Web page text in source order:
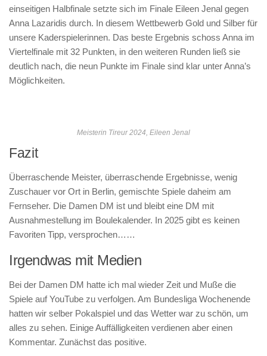
einseitigen Halbfinale setzte sich im Finale Eileen Jenal gegen
Anna Lazaridis durch. In diesem Wettbewerb Gold und Silber für
unsere Kaderspielerinnen. Das beste Ergebnis schoss Anna im
Viertelfinale mit 32 Punkten, in den weiteren Runden ließ sie
deutlich nach, die neun Punkte im Finale sind klar unter Anna’s
Möglichkeiten.
Meisterin Tireur 2024, Eileen Jenal
Fazit
Überraschende Meister, überraschende Ergebnisse, wenig
Zuschauer vor Ort in Berlin, gemischte Spiele daheim am
Fernseher. Die Damen DM ist und bleibt eine DM mit
Ausnahmestellung im Boulekalender. In 2025 gibt es keinen
Favoriten Tipp, versprochen……
Irgendwas mit Medien
Bei der Damen DM hatte ich mal wieder Zeit und Muße die
Spiele auf YouTube zu verfolgen. Am Bundesliga Wochenende
hatten wir selber Pokalspiel und das Wetter war zu schön, um
alles zu sehen. Einige Auffälligkeiten verdienen aber einen
Kommentar. Zunächst das positive.